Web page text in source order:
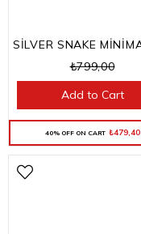
₺799,00
40% OFF ON CART ₺479,40
Add to Cart